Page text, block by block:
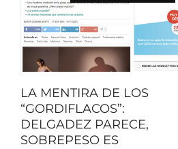
LA MENTIRA DE LOS
“GORDIFLACOS”:
DELGADEZ PARECE,
SOBREPESO ES